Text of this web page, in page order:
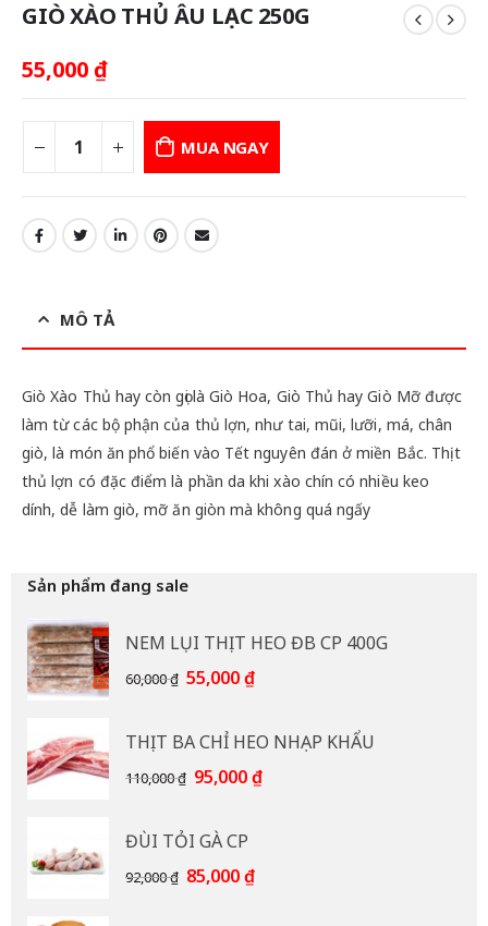
GIÒ XÀO THỦ ÂU LẠC 250G
55,000 ₫
MUA NGAY
MÔ TẢ
Giò Xào Thủ hay còn gọi là Giò Hoa, Giò Thủ hay Giò Mỡ được
làm từ các bộ phận của thủ lợn, như tai, mũi, lưỡi, má, chân
giò, là món ăn phổ biến vào Tết nguyên đán ở miền Bắc. Thịt
thủ lợn có đặc điểm là phần da khi xào chín có nhiều keo
dính, dễ làm giò, mỡ ăn giòn mà không quá ngấy
Sản phẩm đang sale
NEM LỤI THỊT HEO ĐB CP 400G
60,000₫ Giá
60,000 ₫.
55,000₫Giá
là:
55,000 ₫.
THỊT BA CHỈ HEO NHẠP KHẨU
110,000₫ Giá
110,000 ₫.
95,000₫Giá
ĐÙI TỎI GÀ CP
92,000₫ Giá
85,000₫Giá